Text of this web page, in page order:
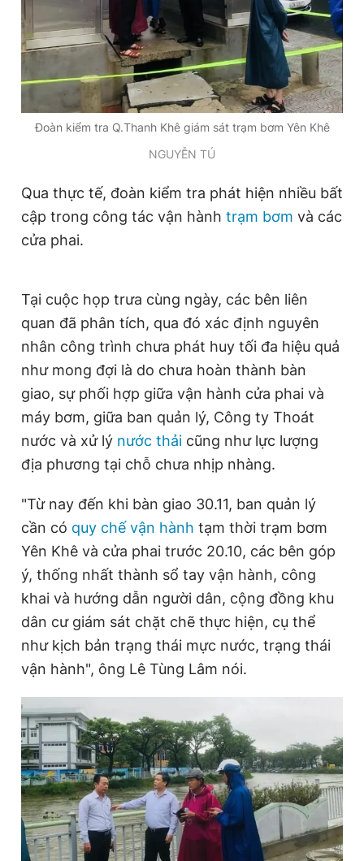
Đoàn kiểm tra Q.Thanh Khê giám sát trạm bơm Yên Khê
NGUYỄN TÚ
Qua thực tế, đoàn kiểm tra phát hiện nhiều bất
cập trong công tác vận hành trạm bơm và các
cửa phai.
Tại cuộc họp trưa cùng ngày, các bên liên
quan đã phân tích, qua đó xác định nguyên
nhân công trình chưa phát huy tối đa hiệu quả
như mong đợi là do chưa hoàn thành bàn
giao, sự phối hợp giữa vận hành cửa phai và
máy bơm, giữa ban quản lý, Công ty Thoát
nước và xử lý nước thải cũng như lực lượng
địa phương tại chỗ chưa nhịp nhàng.
"Từ nay đến khi bàn giao 30.11, ban quản lý
cần có quy chế vận hành tạm thời trạm bơm
Yên Khê và cửa phai trước 20.10, các bên góp
ý, thống nhất thành sổ tay vận hành, công
khai và hướng dẫn người dân, cộng đồng khu
dân cư giám sát chặt chẽ thực hiện, cụ thể
như kịch bản trạng thái mực nước, trạng thái
vận hành", ông Lê Tùng Lâm nói.